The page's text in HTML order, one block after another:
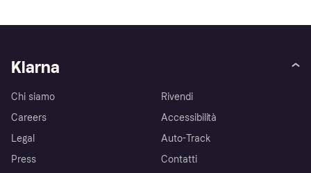
Klarna
Chi siamo
Careers
Legal
Press
Rivendi
Accessibilità
Auto-Track
Contatti